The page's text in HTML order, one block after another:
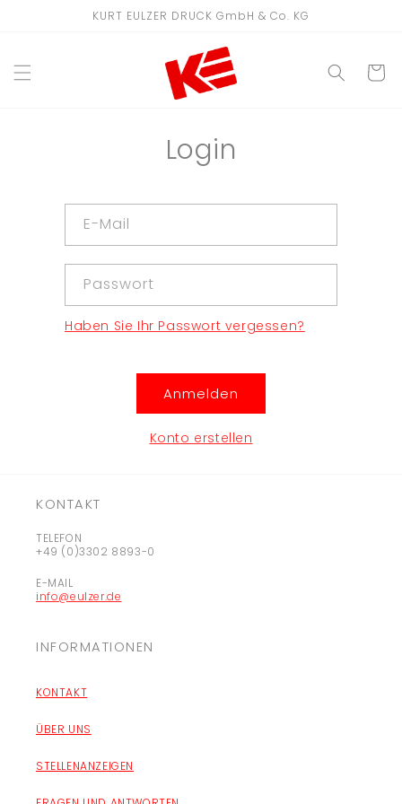
KURT EULZER DRUCK GmbH & Co. KG
Login
E-Mail
Passwort
Haben Sie Ihr Passwort vergessen?
Anmelden
Konto erstellen
KONTAKT
TELEFON
+49 (0)3302 8893-0
E-MAIL
info@eulzer.de
INFORMATIONEN
KONTAKT
ÜBER UNS
STELLENANZEIGEN